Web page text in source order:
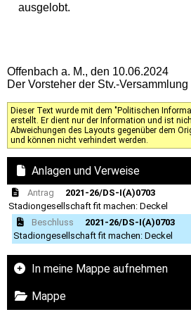
ausgelobt.
Offenbach a. M., den 10.06.2024
Der Vorsteher der Stv.-Versammlung
Dieser Text wurde mit dem "Politischen
erstellt. Er dient nur der Information und ist
Abweichungen des Layouts gegenüber dem
und können nicht verhindert werden.
Anlagen und Verweise
Antrag
2021-26/DS-I(A)0703
Stadiongesellschaft fit machen: Deckel
Beschluss
2021-26/DS-I(A)0703
Stadiongesellschaft fit machen: Deckel
In meine Mappe aufnehmen
Mappe